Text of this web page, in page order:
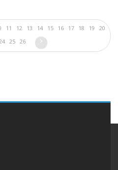
11 12 13 14 15 16 17 18 19
20
25 26